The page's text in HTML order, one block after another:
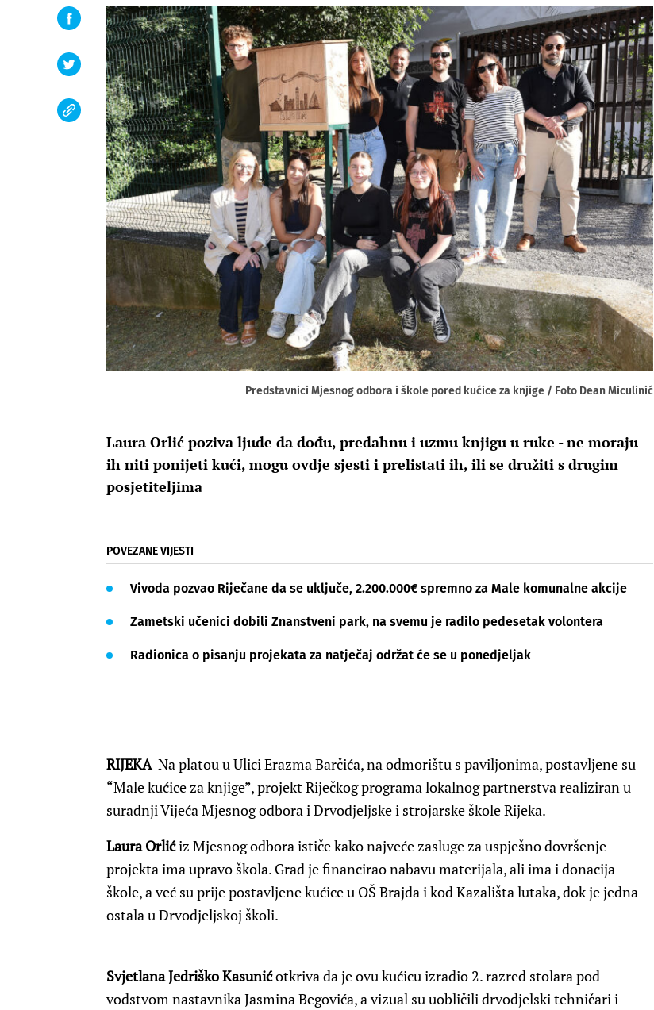
Predstavnici Mjesnog odbora i škole pored kućice za knjige / Foto Dean Miculinić
Laura Orlić poziva ljude da dođu, predahnu i uzmu knjigu u ruke - ne moraju
ih niti ponijeti kući, mogu ovdje sjesti i prelistati ih, ili se družiti s drugim
posjetiteljima
POVEZANE VIJESTI
Vivoda pozvao Riječane da se uključe, 2.200.000€ spremno za Male komunalne akcije
Zametski učenici dobili Znanstveni park, na svemu je radilo pedesetak volontera
Radionica o pisanju projekata za natječaj održat će se u ponedjeljak
RIJEKANa platou u Ulici Erazma Barčića, na odmorištu s paviljonima, postavljene su
“Male kućice za knjige”, projekt Riječkog programa lokalnog partnerstva realiziran u
suradnji Vijeća Mjesnog odbora i Drvodjeljske i strojarske škole Rijeka.
Laura Orlićiz Mjesnog odbora ističe kako najveće zasluge za uspješno dovršenje
projekta ima upravo škola. Grad je financirao nabavu materijala, ali ima i donacija
škole, a već su prije postavljene kućice u OŠ Brajda i kod Kazališta lutaka, dok je jedna
ostala u Drvodjeljskoj školi.
Svjetlana Jedriško Kasunićotkriva da je ovu kućicu izradio 2. razred stolara pod
vodstvom nastavnika Jasmina Begovića, a vizual su uobličili drvodjelski tehničari i